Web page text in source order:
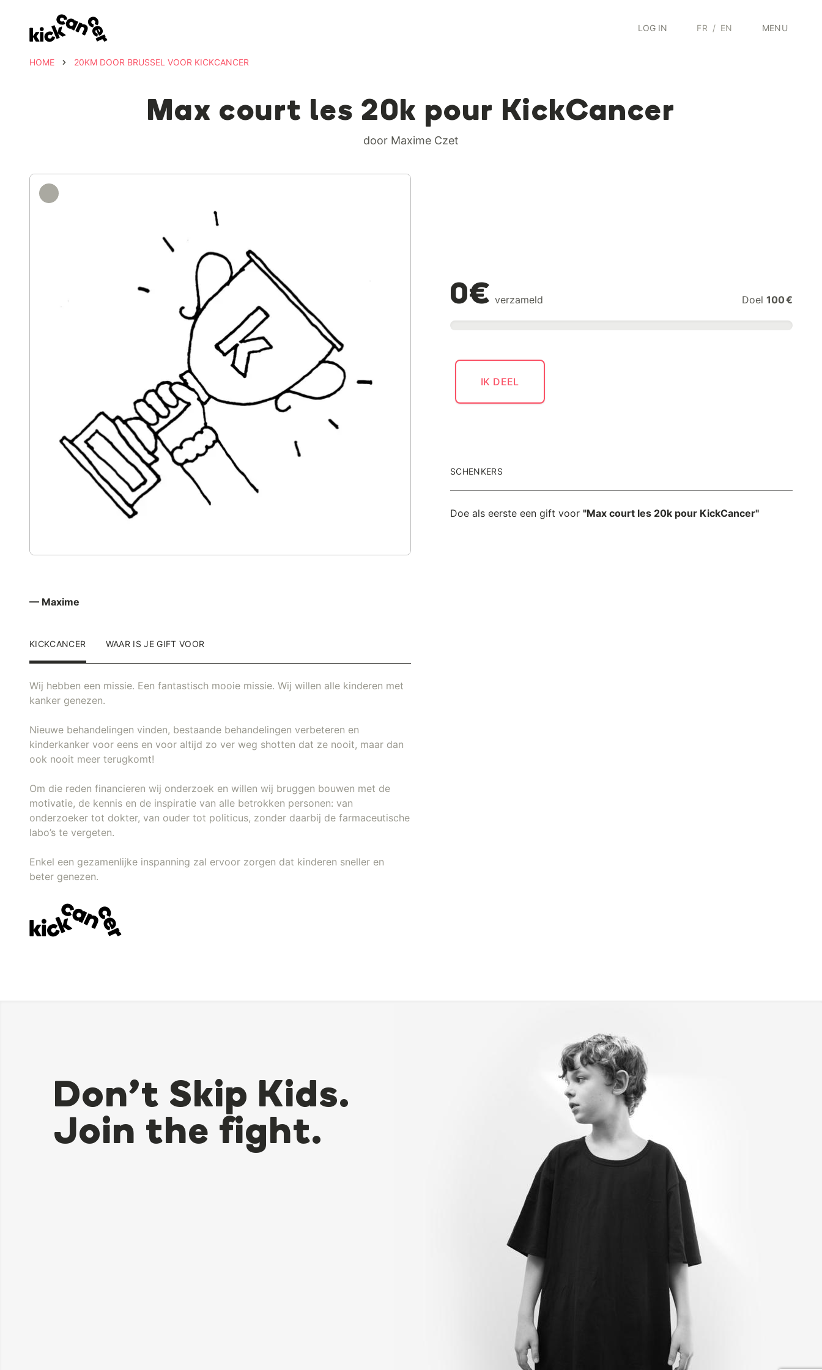
LOG IN FR / EN MENU
HOME 20KM DOOR BRUSSEL VOOR KICKCANCER
Max court les 20k pour KickCancer
door Maxime Czet
0€ verzameld Doel 100 €
IK DEEL
— Maxime
KICKCANCER WAAR IS JE GIFT VOOR
Wij hebben een missie. Een fantastisch mooie missie. Wij willen alle kinderen met
kanker genezen.
Nieuwe behandelingen vinden, bestaande behandelingen verbeteren en
kinderkanker voor eens en voor altijd zo ver weg shotten dat ze nooit, maar dan
ook nooit meer terugkomt!
Om die reden financieren wij onderzoek en willen wij bruggen bouwen met de
motivatie, de kennis en de inspiratie van alle betrokken personen: van
onderzoeker tot dokter, van ouder tot politicus, zonder daarbij de farmaceutische
labo’s te vergeten.
Enkel een gezamenlijke inspanning zal ervoor zorgen dat kinderen sneller en
beter genezen.
SCHENKERS
Doe als eerste een gift voor "Max court les 20k pour KickCancer"
Don’t Skip Kids.
Join the fight.